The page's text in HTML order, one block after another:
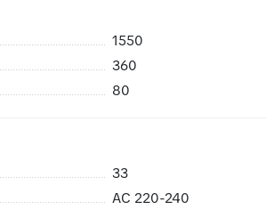
1550
360
80
33
AC 220-240